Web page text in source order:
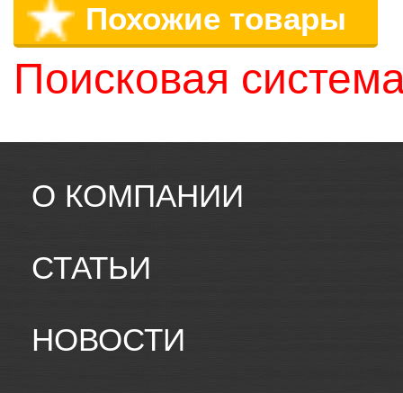
Похожие товары
Поисковая
О КОМПАНИИ
СТАТЬИ
НОВОСТИ